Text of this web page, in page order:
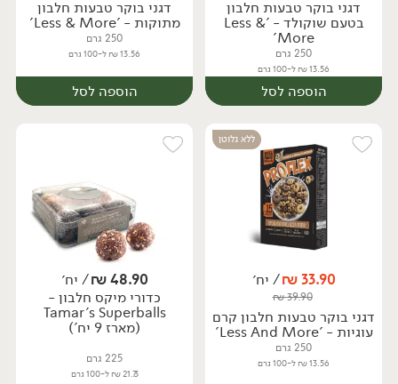
דגני בוקר טבעות חלבון
בטעם שוקולד - 'Less &
More'
250 גרם
13.56 ₪ ל-100 גרם
הוספה לסל
יח׳
דגני בוקר טבעות חלבון
מתוקות - 'Less & More'
250 גרם
13.56 ₪ ל-100 גרם
הוספה לסל
יח׳
ללא גלוטן
33.90
₪/ יח׳
39.90
₪
דגני בוקר טבעות חלבון קרם
עוגיות - 'Less And More'
250 גרם
13.56 ₪ ל-100 גרם
48.90
₪/ יח׳
כדורי מיקס חלבון -
Tamar's Superballs
(מארז 9 יח')
225 גרם
21.73 ₪ ל-100 גרם